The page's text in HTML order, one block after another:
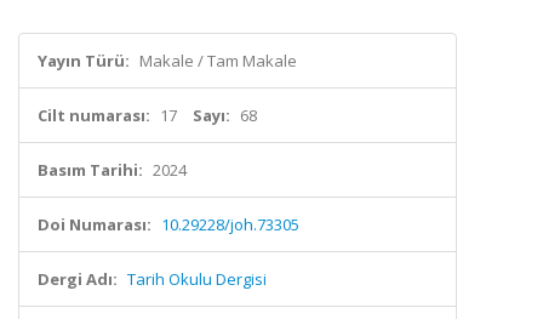
Yayın Türü: Makale / Tam Makale
Cilt numarası: 17 Sayı: 68
Basım Tarihi: 2024
Doi Numarası: 10.29228/joh.73305
Dergi Adı: Tarih Okulu Dergisi